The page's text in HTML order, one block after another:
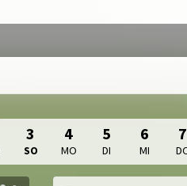
3
SO
4
MO
5
DI
6
MI
7